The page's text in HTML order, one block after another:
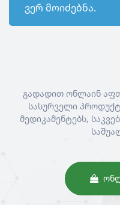
ვერ მოიძებნა.
გადადით ონლაინ
სასურველი
მედიკამენტებს,